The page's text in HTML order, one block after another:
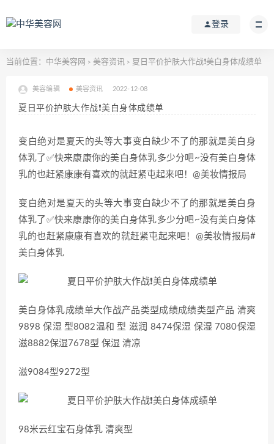
登录
当前位置： 中华美容网 > 美容资讯 > 夏日平价护肤大作战❗美白身体成绩单
美容编辑 美容资讯 2022-12-08
夏日平价护肤大作战❗美白身体成绩单
变白绝对是夏天的头等大事变白缺少不了的那就是美白身
体乳了✅快来康康你的美白身体乳多少分吧~没有美白身体
乳的也赶紧康康有喜欢的就赶紧屯起来吧！@美妆情报局
变白绝对是夏天的头等大事变白缺少不了的那就是美白身
体乳了✅快来康康你的美白身体乳多少分吧~没有美白身体
乳的也赶紧康康有喜欢的就赶紧屯起来吧！@美妆情报局#
美白身体乳
美白身体乳成绩单大作战产品类型成绩成绩类型产品 清爽
9898 保湿 型8082温和 型 滋润 8474保湿 保湿 7080保湿
滋8882保湿7678型 保湿 清凉
滋9084型9272型
98米云红宝石身体乳 清爽型